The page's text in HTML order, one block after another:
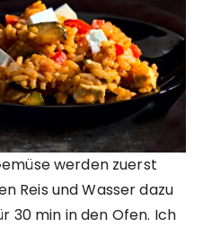
werden zuerst
Reis und Wasser dazu
30 min in den Ofen. Ich